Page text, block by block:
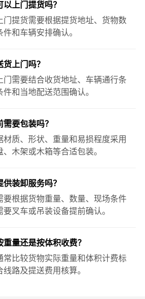
上门提货吗？
门提货需要根据提货地址、货物数
件和车辆安排确认。
上门吗？
门需要结合收货地址、车辆通行条
和当地配送范围确认。
要包装吗？
材质、形状、重量和易损程度采用
、木架或木箱等合适包装。
装卸服务吗？
要根据货物重量、数量、现场条件
要叉车或吊装设备提前确认。
量还是按体积收费？
常比较货物实际重量和体积计费标
线路及提送费用核算。